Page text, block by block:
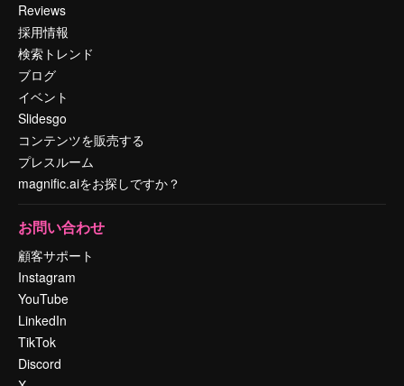
Reviews
採用情報
検索トレンド
ブログ
イベント
Slidesgo
コンテンツを販売する
プレスルーム
magnific.aiをお探しですか？
お問い合わせ
顧客サポート
Instagram
YouTube
LinkedIn
TikTok
Discord